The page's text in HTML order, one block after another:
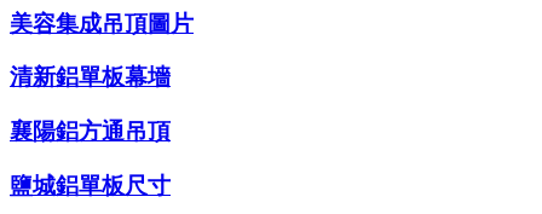
美容集成吊頂圖片
清新鋁單板幕墻
襄陽鋁方通吊頂
鹽城鋁單板尺寸